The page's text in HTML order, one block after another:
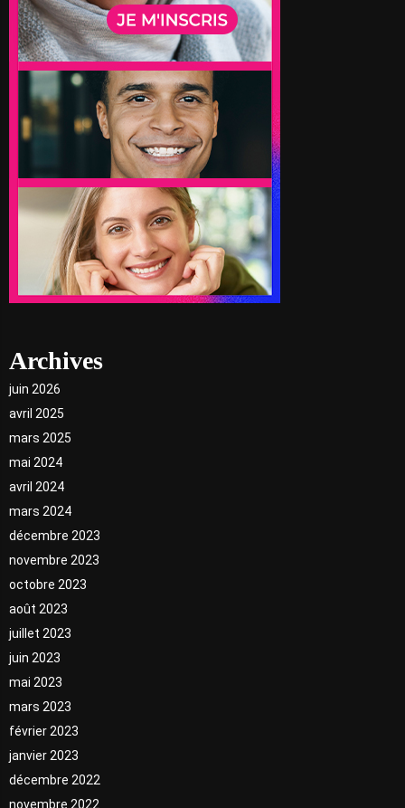
Archives
juin 2026
avril 2025
mars 2025
mai 2024
avril 2024
mars 2024
décembre 2023
novembre 2023
octobre 2023
août 2023
juillet 2023
juin 2023
mai 2023
mars 2023
février 2023
janvier 2023
décembre 2022
novembre 2022